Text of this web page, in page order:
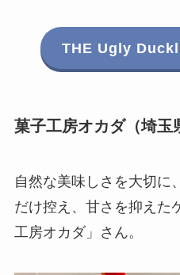
THE Ugly
菓子工房オカダ（埼玉
自然な美味しさを大切に
だけ控え、甘さを抑えた
工房オカダ」さん。